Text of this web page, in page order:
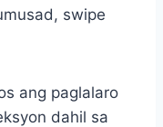
swipe
ang paglalaro
dahil sa